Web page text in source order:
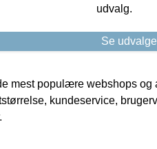
udvalg.
Se
mest populære webshops og
kundeservice,